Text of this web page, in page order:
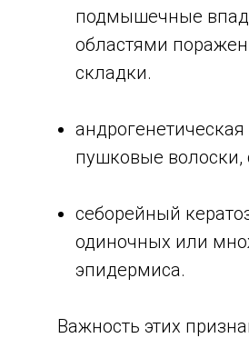
подмышечные
областями
складки.
пушковые волоски,
себорейный
одиночных или
эпидермиса.
Важность этих